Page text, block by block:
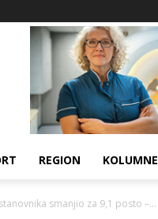
REGION KOLUMNE
smanjio za 9,1 posto –...